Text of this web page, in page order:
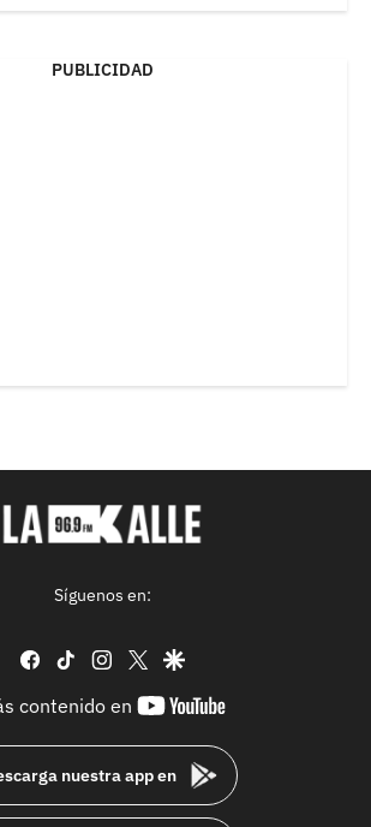
PUBLICIDAD
Síguenos en:
facebook
tiktok instagram
twittergoogle
contenido en
youtube-
nuestra app en